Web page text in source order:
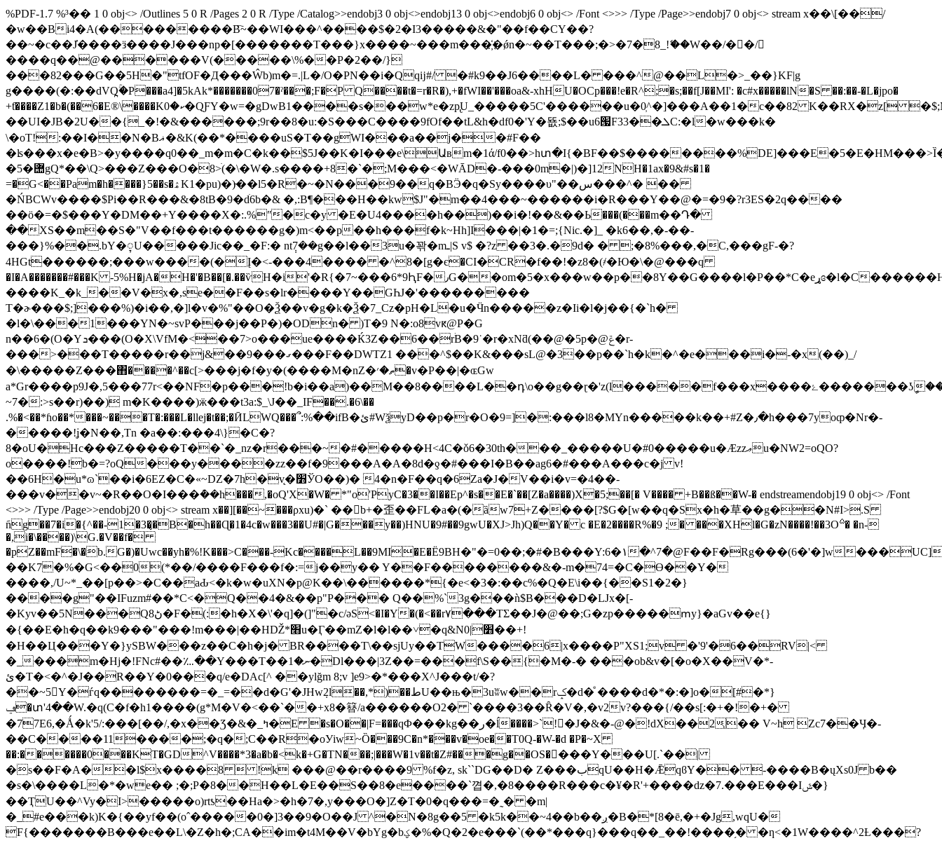
%PDF-1.7 %³�� 1 0 obj<> /Outlines 5 0 R /Pages 2 0 R /Type /Catalog>>endobj3 0 obj<>endobj13 0 obj<>endobj6 0 obj<> /Font <>>> /Type /Page>>endobj7 0 obj<> stream x��\[��/
�w��Bi4�A(���������B҇~��WI���^����$�2�I3�����&�"��f��CY��?
��~�c��J̓����ӟ����J���np�[�������T���}x����~���m���҉�ǿn�~��T���;�>�7�8_!ޭ��W��/��/
����q��@������V(�����\%��P�2��/}
���82���G��5H�"tfOF�Д���Ŵb)m�=.|L�/O�PN��i�Qqĳ#/ �#k9��J6����L� ���^@��L�>_��}KF|g
g����(�:��dVQ̪ۚ�P���a4]�5kAk*�������07�ˀ���;F�P Q����t�=r�R�),+�fWI��'���oa&-хhHU�OCp���!e�R^;�s;��f[J��MI': �c#x�����lN�S ��:��-�L�jpo�
+ƭ����Z1�b�(��6�E®\����Kކ�0�QƑY�w=�gDwB1����s���w*e�zp̢U_�����5C'������u�0̹^�]���A��1�c��82 K��RX�z[ �$;M#��8�I�|
��UI�JB�2U��{_�!�&������;9r��8�u:�S���C����9fOf��tL&h�df0�'Y�뚒;$��u6՗F33��ܠC:�l�w���k�
\�oT!:��I��N�Bޣ�&K(��*����uS�T��gWI���a��j��#F��
�5�힪gQ*��\Q>���Z���O�8>ׄ(�\�W�.s����+8�`�;M���<�WĀD�-���0m�|)�]12NH�1ax�9&#s�1�
=�G<��Pam�h����}5��s�ۿK1�pu)�)̵��l5�R�~�N���9��q�BӬ�q�Sy����υ"��س���^� ��
�ŃBCWv����$Pi��R���&�8tB�9�dׄ6b�& �,:B¶���H��kw$J"�m��4���~������i�R���Y��@�=�9�?r3ES�2q����
��ö�=�$���Y�DM��+Y����X�:.%ʺ�c�y �E�U4����h��)��i�!��&��Ь���(���m��Դ�
��XS��m��S�"V��f���t������g�)m<��p��h���f�k~Hh]I���|�1�=;{Nic.�]_ �k6��,�-��-
���}%��.bY�ᮥU�����Jic��_�F:� nt݄7��g��l��3u�꽊�mـ|S v$ �?z ��3�.�9d� � ;�8%���,�C,���gF-�?
4HGt������;���w����(�Į�<-���4���� �^8�[g�є�CI�CR�f��!�z8�(҂�Ю�\�@���q
�I�A�������#���K -5%H�jA�H�'�B��[�.��ѷH�i'�R{�7~���6*9ԦF�٫G��om�5�x���w��p��8Y��G����l�P��*C�eړɞ�l�C������ΗE�ތ���?
����K_�k_��V�x�,se��F��s�lr����Y��GҺJ�'���������
T�ɚ���$;]���%)�i��,�]ӏ�v�%"��O�Ѯ��v�g�k�Ѯ�7_Cz�pH�L�u�Ӵn�����z�Ii�l�j��{�`h�
�l�\���1���YN�~svP���j��P�)�ODn� )T�9 N�:o8vԟ@P�G
n��6�(O�Yܖ���(O�X\VfМ�<��7>o���ue����Ќ3Z��6��rۛB�9˙�r�xNƌ(��@�5p�@ݝ�r-
���>���T�����r��j&��9���ގ���F��DWTZ1 ���^$��K&���sL@�3��p��`h�k�^�e���i�-�x(��)_/
�\�����Z���΋����^��c[>���j�f�y�(����M�nZ�ތ�׳�v�P��|�ɶGw
a*Gr����p9J�,5���77r<��NF�p���!b�i��a)��M��8����L��դ\o��g��ɽ�'z(l�����f���x����ۓ�������ʖީ��K���,�ln��K�>X\��V��xV�
~7�:>s��r)��) m�K����)ӝ���t3a:$_\J��_ΙF��.�6\��
.%�<��*ɦo��*���~���T�:���L�llej�t��;�ӢLWQ���՞:%��ifB�ئ#WѯyD��p�r�O�9=]�:���l8�MYn�����k��+#Z�٫�h���7yoȹ�Nr�-
�����!ʝ�N��,Tn �a��:���4\}�C�?
8�oU�Hc���Z�����T��`�_nz�r���~�#�����H<4C�ǒ6�30th���_�����U�#0�����u�Ӕzzޢu�NW2=oQO?
o����!b�=?oQ���y����zz��f�9���A�A�8d�ƍ�#���I�B��ag6�#���A���c�j v!
��6H�u*ɷ`��i�6EZ�C�«~DZ�7h�v̨�׻ЎO��)� 4�n�F��q�6Za�J�V��i�v=�4��-
���v��v~�R��O�I���ܶ��h���,�oQ'X�W� *"o'PyC�3��I��Ep^�s��E�`��[Z�a����)X�5;��[� V���� +B��ß��W-� endstreamendobj19 0 obj<> /Font
<>>> /Type /Page>>endobj20 0 obj<> stream x��][��~���ρxu)�` ��b+�歪��FL�a�(�ȁw7+Z����[?$G�[w��q�Sx�h�草��g��N#I>.S
َng��7�i�{^��-1�3�̢�B�h��Ɋ�1�4c�w���3��U#�|G���y��)HNU�9#��9gwU�XJ>Jh)Q��Y� c �E�2����R%�9 ;� ���XHl�G�zN����!��3O࣢� �n-
�,i�\����)\G.�V��f�
�pZ��mF�\�b.G�)�Uwc��yh�%!K���>C���-Kc����L��9MI�E�Ё9BH�"�=0��;�#�B���Y:6�١�^7�@F��F�Rg���(6�'�]w���UC]}
��K7�%�G<��0(*��/����F���f�:=j��y�� Y��F��������&�-m�74=�С�Ө��Y�
����,/U~*_��[p��>�C��aԂ<�k�w�uXN�p@K��\������*{�e<�3�:��c%�Q�E\i��{��S1�2�}
����g"��IFuzm#��*C<�Q��4�&��p"P��� Q��%`3g���ǹ$B���D�Ǉx�[-
�Kyv��5N���Qڻ8�F�(:�h�X�\'�q]�(]"�c/әS<�I�Y�(�<��r۷���TΣ��J�@��;G�zp�����ՠy}�aGv��e{}
�{��E�h�q��k9���"���!m���|��HǄ*׫u�Ӷ��mZ�l�l��˅�q&N׻|0��+!
�H��Ц���Y�}ySBW���z��C�h�j� BR����T\��sjUy��TW����6|x����P"XS1;v �'9'�6��RV|<
�_���m�Hj�!FNc#��؊��Y���T��ނ�1�Dl���|3Z��=���f\S��{�M�-� ���ob&v�[�o�X��V�*-
ئ�T�<�^�J��R��Y�0���q/e�DAc[^ ��ylğm 8;v ]e9>�*���X^J���t/�?
��~5Y�ѓq��������=�_=��d�G'�JHw݂2l��,*)��طU��њ�3uʬw��rݤ�d�ͤ ����d�*�:�]o�[#�*}
ݠ�տ'4��W.�q(C�f�h1����(g*M�V�<��`��+x8�簮/a������O2� `����3��Ȓ�V�,�v2v?���{/��s[:�+�!�+�
�77E6,�Ǻ�k'5/:���[��/,�x��Ʒ�&�_ߤ�E �s�O��|F=���qΦ���kg��ر�ĺ����>`!�J�&�-@�!dX��2͕�� V~h Zc7��Ӌ�-
��C����11����;�q�;C��R�oУiw~Ȍ���9C�n*���v�oe��T0Q-�W-�d �P�~X
��:������0���KT�GD^V����*3�a�b�<k�+G�TN���;|���W�1v��t�Z#���g��OS��ٰ��Y���U[.`��|
�s��F�A��l$x����8  !k ���@��r����9 %f�z, sk`ˋDG��D� Z���بqU��H�ǢqϐY�� -����B�ųXs0J b��
�s�\����L�*�we�� ;�;P�8��H��L�E��S��8�e����`꼅�,�8����R���c�¥�R'+����dz�7.���E���Iݜ�}
��ҬU��^Vy�I>�����o)rtƾ��Ha�>�h�7�,y���О�]Z�T�0�q���=�˷� �m|
�_#e���k)K�{��yf��(oˆ�����0�]3��9�O��J ^�N�8g��5 �k5k��~4��b��ږ�B�*[8�ē,�+�Jg,wqU�
F{�������B���e��L\�Z�h�;CA��im�t4M��V�bYg�bؼ�%�Q�2�e���`(��*���q}���q��_��!����֥� �ƞ<�1W����^2Ƚ���?